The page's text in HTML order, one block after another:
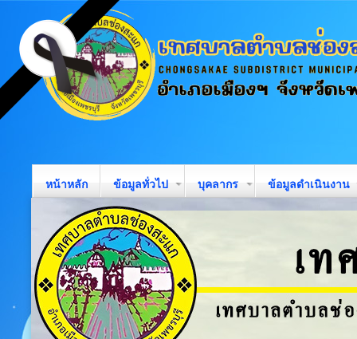
หน้าหลัก ข้อมูลทั่วไป บุคลากร ข้อมูลดำเนินงาน